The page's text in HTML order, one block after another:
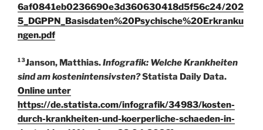
6af0841eb0236690e3d360630418d5f56c24/202
5_DGPPN_Basisdaten%20Psychische%20Erkranku
ngen.pdf
¹³Janson, Matthias.Infografik: Welche Krankheiten
sind am kostenintensivsten?Statista Daily Data.
Online unter
https://de.statista.com/infografik/34983/kosten-
durch-krankheiten-und-koerperliche-schaeden-in-